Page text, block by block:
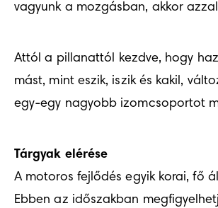
vagyunk a mozgásban, akkor
Attól a pillanattól kezdve, hogy
mást, mint eszik, iszik és kakil,
egy-egy nagyobb izomcsoportot
Tárgyak elérése
A motoros fejlődés egyik korai, fő
Ebben az időszakban